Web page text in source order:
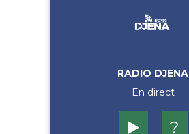
RADIO DJENA
En direct
▶️ ?